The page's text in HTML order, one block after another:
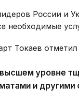
России и
необходимые
Токаев отметил
уровне
и другими